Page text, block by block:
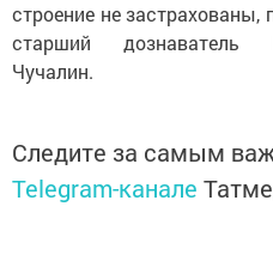
строение не
старший дознаватель
Чучалин.
Следите за самым
Telegram-канале